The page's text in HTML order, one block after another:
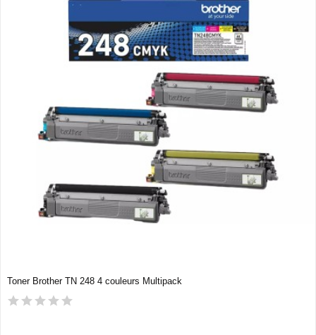
Toner Brother TN 248 4 couleurs Multipack